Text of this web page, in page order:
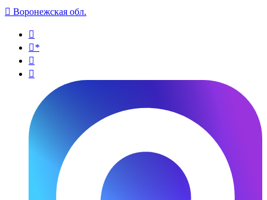
 Воронежская обл.

*

